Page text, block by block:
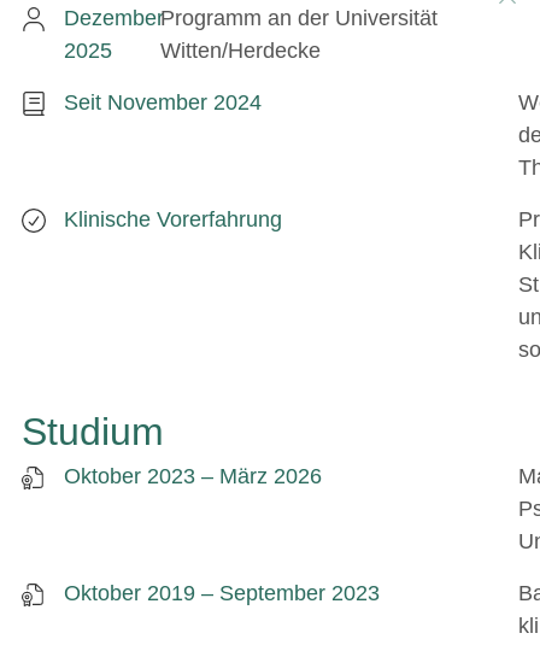
Dezember
2025
Programm an der Universität
Witten/Herdecke
Seit November 2024
Klinische Vorerfahrung
Studium
Oktober 2023 – März 2026
Oktober 2019 – September 2023